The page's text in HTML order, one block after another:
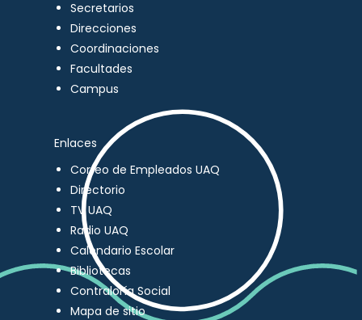
Secretarios
Direcciones
Coordinaciones
Facultades
Campus
Enlaces
Correo de Empleados UAQ
Directorio
TV UAQ
Radio UAQ
Calendario Escolar
Bibliotecas
Contraloría Social
Mapa de sitio